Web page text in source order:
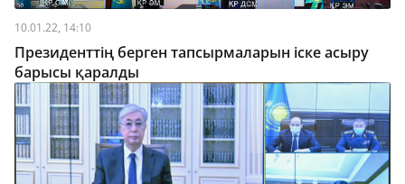
10.01.22, 14:10
Президенттің берген тапсырмаларын іске асыру
барысы қаралды